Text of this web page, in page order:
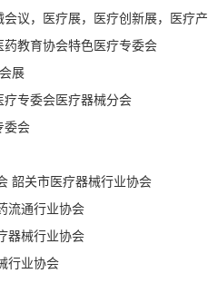
议，医疗展，医疗创新展，医
教育协会特色医疗专委会
展
专委会医疗器械分会
委会
韶关市医疗器械行业协会
流通行业协会
器械行业协会
行业协会